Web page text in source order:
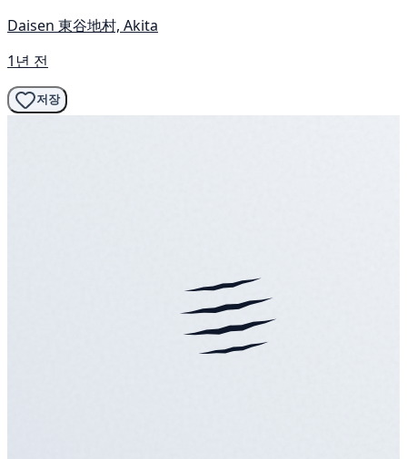
Daisen 東谷地村, Akita
1년 전
저장